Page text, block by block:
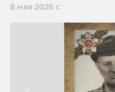
8 мая 2026 г.